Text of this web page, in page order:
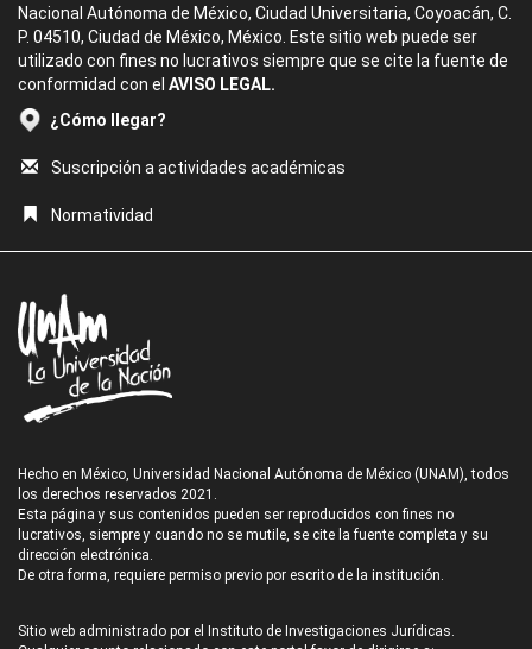
Nacional Autónoma de México, Ciudad Universitaria, Coyoacán, C.
P. 04510, Ciudad de México, México. Este sitio web puede ser
utilizado con fines no lucrativos siempre que se cite la fuente de
conformidad con el AVISO LEGAL.
¿Cómo llegar?
Suscripción a actividades académicas
Normatividad
Hecho en México, Universidad Nacional Autónoma de México (UNAM), todos
los derechos reservados 2021.
Esta página y sus contenidos pueden ser reproducidos con fines no
lucrativos, siempre y cuando no se mutile, se cite la fuente completa y su
dirección electrónica.
De otra forma, requiere permiso previo por escrito de la institución.
Sitio web administrado por el Instituto de Investigaciones Jurídicas.